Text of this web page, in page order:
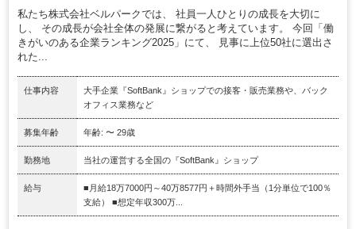
私たち株式会社ベルパークでは、 社員一人ひとりの成長を大切に
し、 その成長が会社全体の発展に繋がると考えています。 今回「働
きがいのある企業ランキング2025」にて、 見事に上位50社に選出さ
れた...
仕事内容
大手企業『SoftBank』ショップでの接客・販売業務や、バック
オフィス業務など
募集年齢 年齢: 〜 29歳
勤務地 当社の運営する全国の『SoftBank』ショップ
給与
■月給18万7000円～40万8577円＋時間外手当（1分単位で100％
支給） ■想定年収300万...